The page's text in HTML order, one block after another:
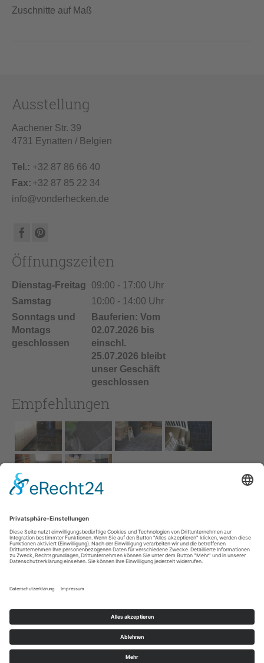
Zuschnitte auf Maß
Ausstellung
Aachener Str. 39
4731 Eynatten / Belgien
Tel.: +32 87 86 66 40
Fax: +32 87 85 22 34
info@vonderhecken.de
Öffnungszeiten
Dienstag-Freitag
09:00 - 17:00 Uhr
Samstag
10:00 - 14:00 Uhr
Sonntags und
Montags
geschlossen
Bauferien: Vom
02.07.2026 bis
einschl.
25.07.2026 bleibt
unser Geschäft
geschlossen
Empfehlungen
Impressum
AGB
Service
Cookie-Einstellungen Home Kontakt